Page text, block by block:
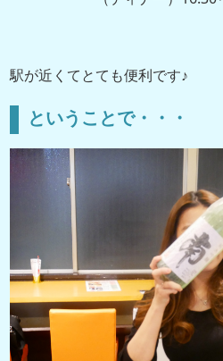
駅が近くてとても便利です♪
ということで・・・